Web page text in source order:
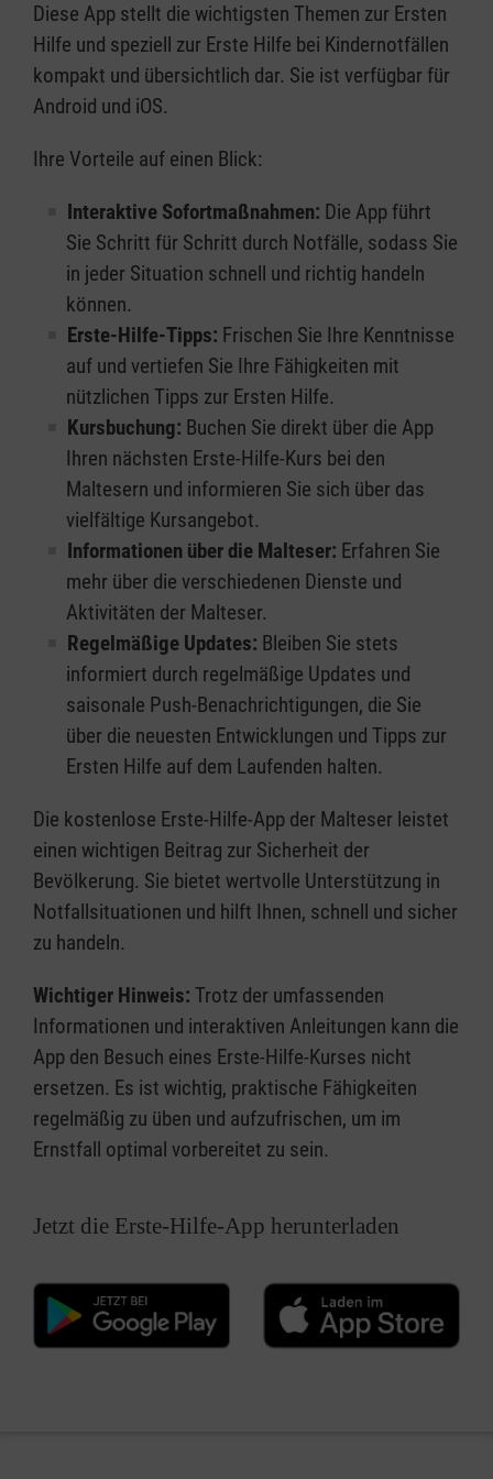
Diese App stellt die wichtigsten Themen zur Ersten
Hilfe und speziell zur Erste Hilfe bei Kindernotfällen
kompakt und übersichtlich dar. Sie ist verfügbar für
Android und iOS.
Ihre Vorteile auf einen Blick:
Interaktive Sofortmaßnahmen: Die App führt
Sie Schritt für Schritt durch Notfälle, sodass Sie
in jeder Situation schnell und richtig handeln
können.
Erste-Hilfe-Tipps: Frischen Sie Ihre Kenntnisse
auf und vertiefen Sie Ihre Fähigkeiten mit
nützlichen Tipps zur Ersten Hilfe.
Kursbuchung: Buchen Sie direkt über die App
Ihren nächsten Erste-Hilfe-Kurs bei den
Maltesern und informieren Sie sich über das
vielfältige Kursangebot.
Informationen über die Malteser: Erfahren Sie
mehr über die verschiedenen Dienste und
Aktivitäten der Malteser.
Regelmäßige Updates: Bleiben Sie stets
informiert durch regelmäßige Updates und
saisonale Push-Benachrichtigungen, die Sie
über die neuesten Entwicklungen und Tipps zur
Ersten Hilfe auf dem Laufenden halten.
Die kostenlose Erste-Hilfe-App der Malteser leistet
einen wichtigen Beitrag zur Sicherheit der
Bevölkerung. Sie bietet wertvolle Unterstützung in
Notfallsituationen und hilft Ihnen, schnell und sicher
zu handeln.
Wichtiger Hinweis: Trotz der umfassenden
Informationen und interaktiven Anleitungen kann die
App den Besuch eines Erste-Hilfe-Kurses nicht
ersetzen. Es ist wichtig, praktische Fähigkeiten
regelmäßig zu üben und aufzufrischen, um im
Ernstfall optimal vorbereitet zu sein.
Jetzt die Erste-Hilfe-App herunterladen